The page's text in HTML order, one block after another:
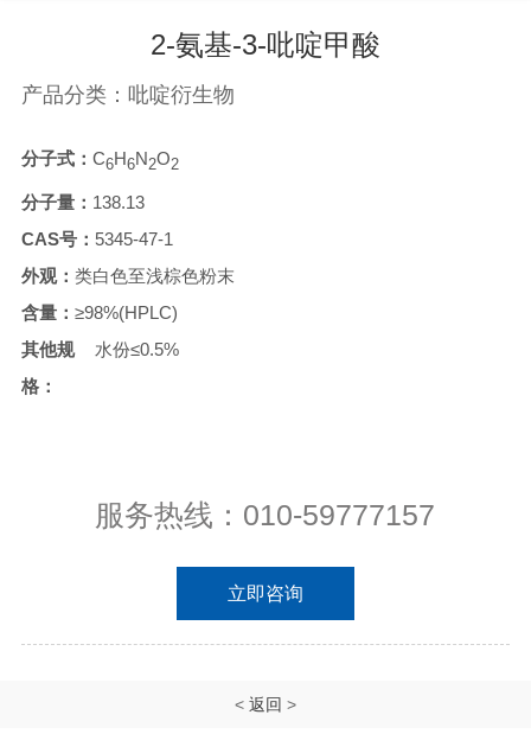
2-氨基-3-吡啶甲酸
产品分类：吡啶衍生物
分子式： C6H6N2O2
分子量： 138.13
CAS号： 5345-47-1
外观： 类白色至浅棕色粉末
含量： ≥98%(HPLC)
其他规
格：
水份≤0.5%
服务热线：010-59777157
立即咨询
< 返回 >